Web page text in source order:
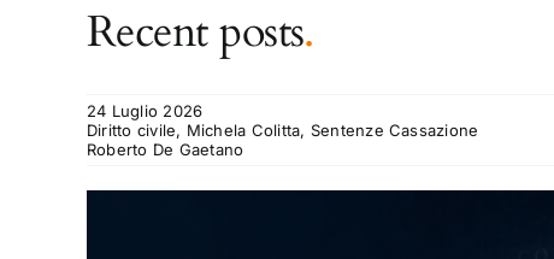
Recent posts.
24 Luglio 2026
Diritto civile, Michela Colitta, Sentenze Cassazione
Roberto De Gaetano